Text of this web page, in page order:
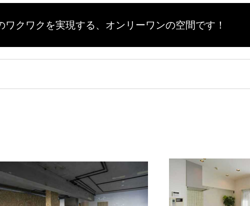
クワクを実現する、 オンリーワンの空間です！